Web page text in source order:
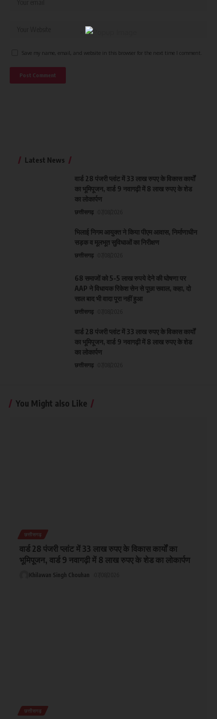
Save my name, email, and website in this browser for the next time I comment.
Latest News
वार्ड 28 पंजरी प्लांट में 33 लाख रुपए के विकास कार्यों
का भूमिपूजन, वार्ड 9 नवागढ़ी में 8 लाख रुपए के शेड
का लोकार्पण
छत्तीसगढ़
भिलाई निगम आयुक्त ने किया पीएम आवास, निर्माणाधीन
सड़क व मूलभूत सुविधाओं का निरीक्षण
छत्तीसगढ़
68 समाजों को 5-5 लाख रुपये देने की घोषणा पर
AAP ने विधायक रिकेश सेन से पूछा सवाल, कहा, दो
साल बाद भी वादा पूरा नहीं हुआ
छत्तीसगढ़
वार्ड 28 पंजरी प्लांट में 33 लाख रुपए के विकास कार्यों
का भूमिपूजन, वार्ड 9 नवागढ़ी में 8 लाख रुपए के शेड
का लोकार्पण
छत्तीसगढ़
You Might also Like
छत्तीसगढ़
वार्ड 28 पंजरी प्लांट में 33 लाख रुपए के विकास कार्यों का
भूमिपूजन, वार्ड 9 नवागढ़ी में 8 लाख रुपए के शेड का लोकार्पण
Khilawan Singh Chouhan
छत्तीसगढ़